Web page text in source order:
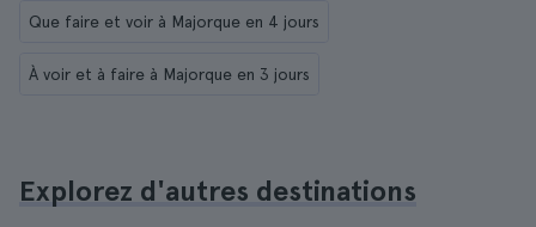
Que faire et voir à Majorque en 4 jours
À voir et à faire à Majorque en 3 jours
Explorez d'autres destinations